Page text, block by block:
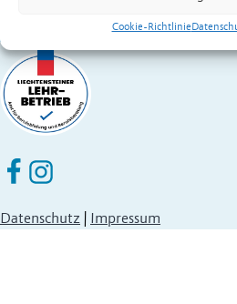
Cookie-Richtlinie
Eschen Nendeln auf Facebook
Eschen Nendeln auf Instagram
Datenschutz | Impressum